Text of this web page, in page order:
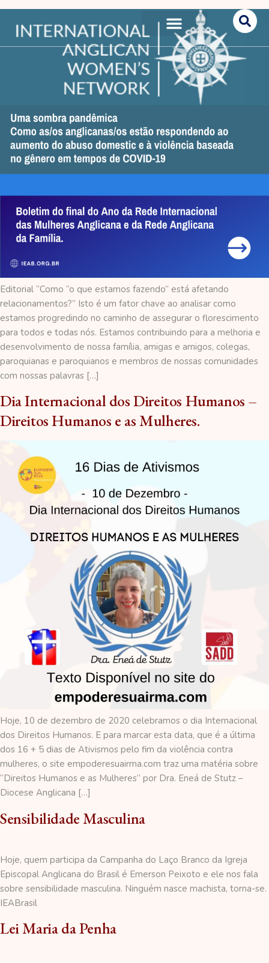
Editorial “Como “o que estamos fazendo” está afetando
relacionamentos?” Isto é um fator chave ao analisar como
estamos progredindo no caminho de assegurar o florescimento
para todos e todas nós. Estamos contribuindo para a melhoria e
desenvolvimento de nossa família, amigas e amigos, colegas,
paroquianas e paroquianos e membros de nossas comunidades
com nossas palavras […]
Dia Internacional dos Direitos Humanos –
Direitos Humanos e as Mulheres.
Hoje, 10 de dezembro de 2020 celebramos o dia Internacional
dos Direitos Humanos. E para marcar esta data, que é a última
dos 16 + 5 dias de Ativismos pelo fim da violência contra
mulheres, o site empoderesuairma.com traz uma matéria sobre
“Direitos Humanos e as Mulheres” por Dra. Eneá de Stutz –
Diocese Anglicana […]
Sensibilidade Masculina
Hoje, quem participa da Campanha do Laço Branco da Igreja
Episcopal Anglicana do Brasil é Emerson Peixoto e ele nos fala
sobre sensibilidade masculina. Ninguém nasce machista, torna-se.
IEABrasil
Lei Maria da Penha